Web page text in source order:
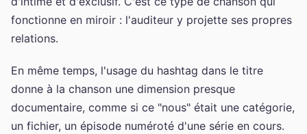
fonctionne en miroir : l'auditeur y projette ses propres
relations.
En même temps, l'usage du hashtag dans le titre
donne à la chanson une dimension presque
documentaire, comme si ce "nous" était une catégorie,
un fichier, un épisode numéroté d'une série en cours.